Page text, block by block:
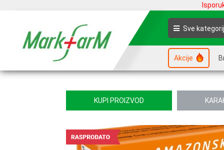
Sve
Akcije
KUPI PROIZVOD